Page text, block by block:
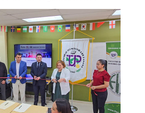
Servicios
Internacional
Transparencia